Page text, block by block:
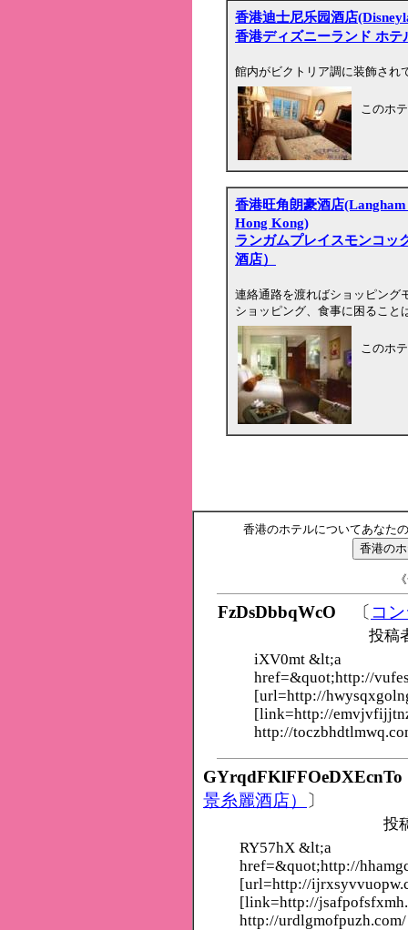
香港迪士尼乐园酒店
香港ディズニーランド ホ
館内がビクトリア調に装飾され
このホ
香港旺角朗豪酒店
Hong Kong)
ランガムプレイスモンコッ
酒店）
連絡通路を渡ればショッピング
ショッピング、食事に困ること
このホ
香港のホテルについてあなた
FzDsDbbqWcO 〔 コ
投稿
iXV0mt &lt;a
href=&quot;http://
[url=http://
[link=http://
http://
GYrqdFKlFFOeDXEcnTo
景糸麗酒店） 〕
投
RY57hX &lt;a
href=&quot;http://
[url=http://
[link=http://
http://urdlgmofpuzh.com/